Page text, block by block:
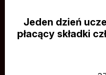
Jeden dzień
płacący składki